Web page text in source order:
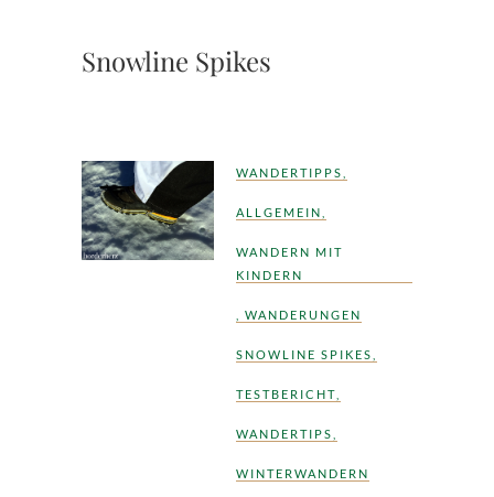
Snowline Spikes
WANDERTIPPS
ALLGEMEIN
WANDERN MIT
KINDERN
WANDERUNGEN
SNOWLINE SPIKES
TESTBERICHT
WANDERTIPS
WINTERWANDERN